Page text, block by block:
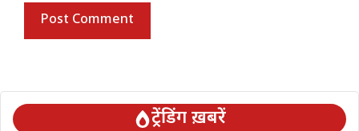
ट्रेंडिंग ख़बरें